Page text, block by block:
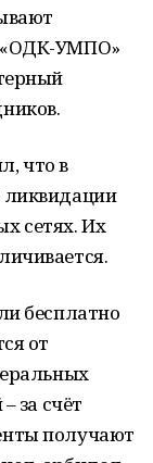
«ОДК-УМПО»
что в
ликвидации
сетях. Их
бесплатно
от
за счёт
получают